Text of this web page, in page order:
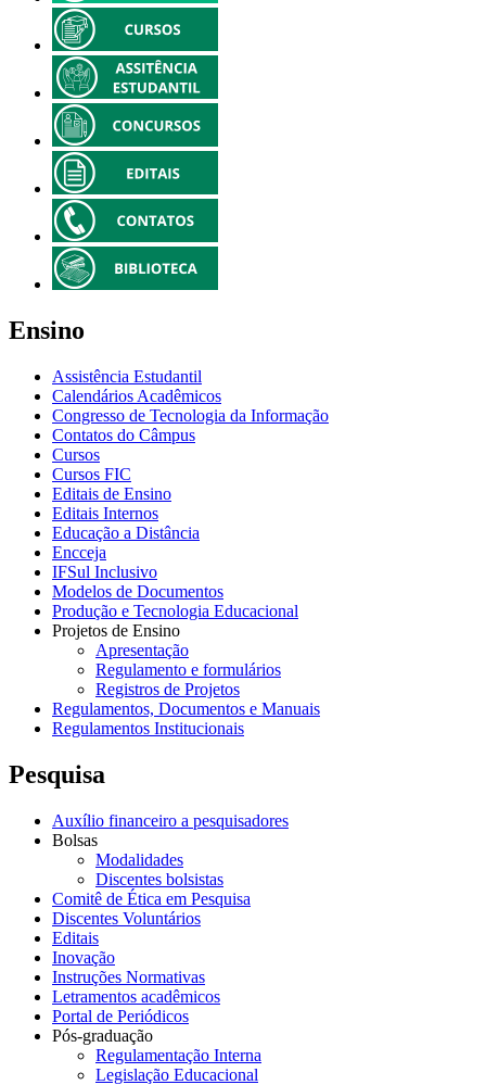
Ensino
Assistência Estudantil
Calendários Acadêmicos
Congresso de Tecnologia da Informação
Contatos do Câmpus
Cursos
Cursos FIC
Editais de Ensino
Editais Internos
Educação a Distância
Encceja
IFSul Inclusivo
Modelos de Documentos
Produção e Tecnologia Educacional
Projetos de Ensino
Apresentação
Regulamento e formulários
Registros de Projetos
Regulamentos, Documentos e Manuais
Regulamentos Institucionais
Pesquisa
Auxílio financeiro a pesquisadores
Bolsas
Modalidades
Discentes bolsistas
Comitê de Ética em Pesquisa
Discentes Voluntários
Editais
Inovação
Instruções Normativas
Letramentos acadêmicos
Portal de Periódicos
Pós-graduação
Regulamentação Interna
Legislação Educacional